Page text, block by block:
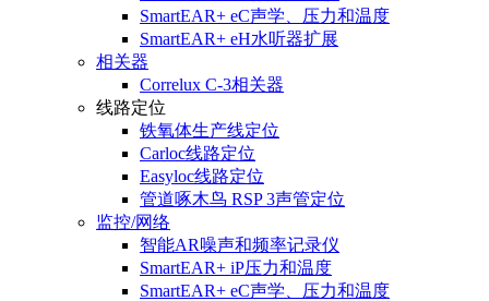
SmartEAR+ eC声学、压力和温度
SmartEAR+ eH水听器扩展
相关器
Correlux C-3相关器
线路定位
铁氧体生产线定位
Carloc线路定位
Easyloc线路定位
管道啄木鸟 RSP 3声管定位
监控/网络
智能AR噪声和频率记录仪
SmartEAR+ iP压力和温度
SmartEAR+ eC声学、压力和温度